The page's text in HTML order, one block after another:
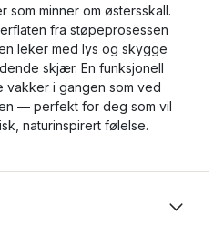
som minner om østersskall.
fra støpeprosessen
leker med lys og skygge
skjær. En funksjonell
vakker i gangen som ved
— perfekt for deg som vil
naturinspirert følelse.